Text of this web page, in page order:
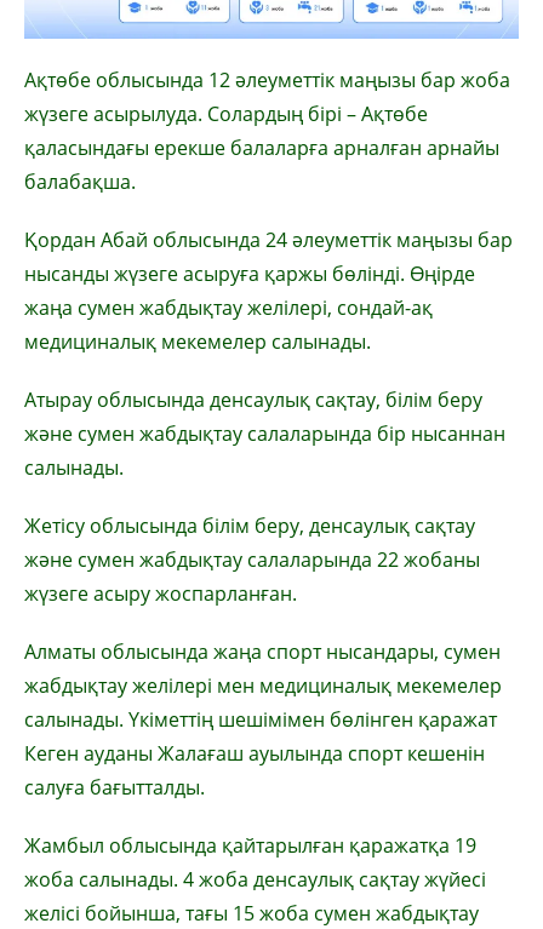
Ақтөбе облысында 12 әлеуметтік маңызы бар жоба
жүзеге асырылуда. Солардың бірі – Ақтөбе
қаласындағы ерекше балаларға арналған арнайы
балабақша.
Қордан Абай облысында 24 әлеуметтік маңызы бар
нысанды жүзеге асыруға қаржы бөлінді. Өңірде
жаңа сумен жабдықтау желілері, сондай-ақ
медициналық мекемелер салынады.
Атырау облысында денсаулық сақтау, білім беру
және сумен жабдықтау салаларында бір нысаннан
салынады.
Жетісу облысында білім беру, денсаулық сақтау
және сумен жабдықтау салаларында 22 жобаны
жүзеге асыру жоспарланған.
Алматы облысында жаңа спорт нысандары, сумен
жабдықтау желілері мен медициналық мекемелер
салынады. Үкіметтің шешімімен бөлінген қаражат
Кеген ауданы Жалағаш ауылында спорт кешенін
салуға бағытталды.
Жамбыл облысында қайтарылған қаражатқа 19
жоба салынады. 4 жоба денсаулық сақтау жүйесі
желісі бойынша, тағы 15 жоба сумен жабдықтау